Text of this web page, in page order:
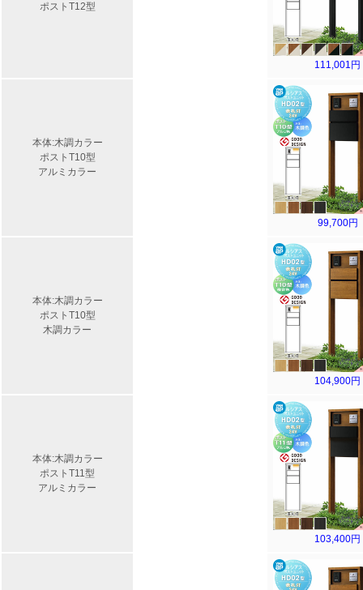
ポストT12型
111,001円
本体:木調カラー
ポストT10型
アルミカラー
99,700円
本体:木調カラー
ポストT10型
木調カラー
104,900円
本体:木調カラー
ポストT11型
アルミカラー
103,400円